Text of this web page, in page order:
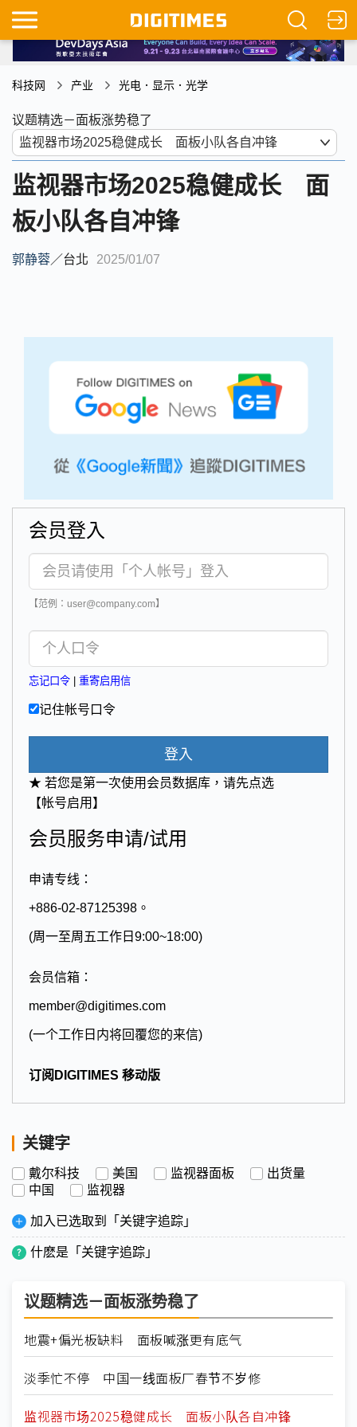
科技网 产业 光电．显示．光学
议题精选－面板涨势稳了
监视器市场2025稳健成长 面
板小队各自冲锋
郭静蓉／台北 2025/01/07
会员登入
【范例：user@company.com】
忘记口令 重寄启用信
记住帐号口令
登入
★ 若您是第一次使用会员数据库，请先点选
【帐号启用】
会员服务申请/试用
申请专线：
+886-02-87125398。
(周一至周五工作日9:00~18:00)
会员信箱：
member@digitimes.com
(一个工作日内将回覆您的来信)
订阅DIGITIMES 移动版
关键字
戴尔科技 美国 监视器面板
出货量
中国
监视器
加入已选取到「关键字追踪」
什麽是「关键字追踪」
议题精选－面板涨势稳了
地震+偏光板缺料 面板喊涨更有底气
淡季忙不停 中国一线面板厂春节不岁修
监视器市场2025稳健成长 面板小队各自冲锋